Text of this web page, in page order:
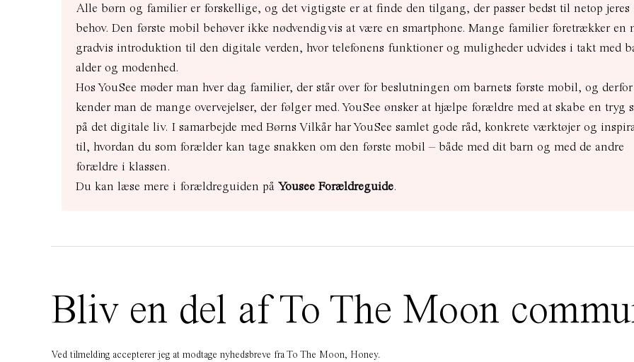
Alle børn og familier er forskellige, og det vigtigste er at finde den tilgang, der passer bedst til netop jeres
behov. Den første mobil behøver ikke nødvendigvis at være en smartphone. Mange familier foretrækker en
gradvis introduktion til den digitale verden, hvor telefonens funktioner og muligheder udvides i takt med
alder og modenhed.
Hos YouSee møder man hver dag familier, der står over for beslutningen om barnets første mobil, og derfor
kender man de mange overvejelser, der følger med. YouSee ønsker at hjælpe forældre med at skabe en tryg
på det digitale liv. I samarbejde med Børns Vilkår har YouSee samlet gode råd, konkrete værktøjer og
til, hvordan du som forælder kan tage snakken om den første mobil – både med dit barn og med de andre
forældre i klassen.
Du kan læse mere i forældreguiden på Yousee Forældreguide.
Bliv en del af To The Moon
Ved tilmelding accepterer jeg at modtage nyhedsbreve fra To The Moon, Honey.